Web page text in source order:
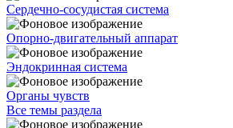
Сердечно-сосудистая система
Опорно-двигательный аппарат
Эндокринная система
Органы чувств
Все темы раздела